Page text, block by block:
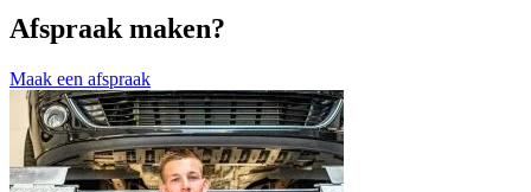
Afspraak maken?
Maak een afspraak